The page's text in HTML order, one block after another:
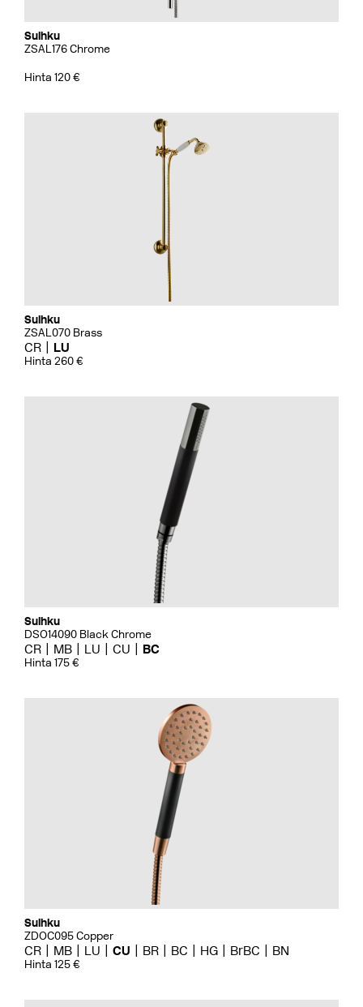
Suihku
ZSAL176 Chrome
Hinta 120 €
Suihku
ZSAL070 Brass
CR LU
Hinta 260 €
Suihku
DSO14090 Black Chrome
CR MB LU CU BC
Hinta 175 €
Suihku
ZDOC095 Copper
CR MB LU CU BR BC HG BrBC BN
Hinta 125 €